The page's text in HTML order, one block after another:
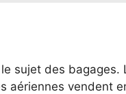
sujet des bagages.
aériennes vendent